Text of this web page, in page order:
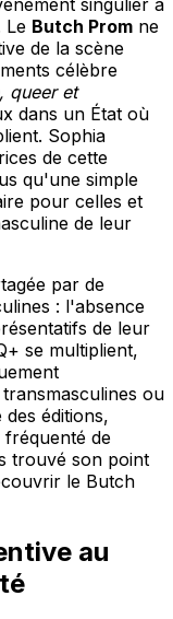
Le Butch Prom ne
de la scène
célèbre
queer et
dans un État où
Sophia
de cette
qu'une simple
pour celles et
de leur
par de
: l'absence
de leur
se multiplient,
transmasculines ou
éditions,
fréquenté de
trouvé son point
le Butch
au